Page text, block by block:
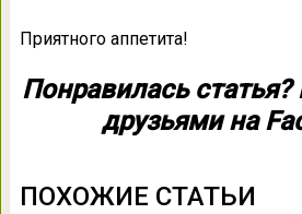
Приятного аппетита!
Понравилась
друзьями на
ПОХОЖИЕ СТАТЬИ